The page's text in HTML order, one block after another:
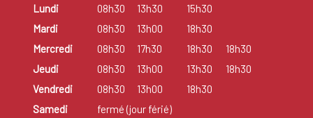
Lundi 08h30 13h30
15h30
Mardi
08h30 13h00
18h30
Mercredi
08h30 17h30 18h30
18h30
Jeudi
08h30 13h00 13h30
18h30
Vendredi
08h30 13h00
18h30
Samedi
fermé (jour férié)